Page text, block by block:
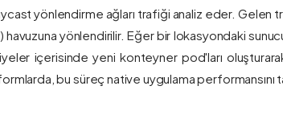
yönlendirme ağları trafiği analiz eder. Gelen
yönlendirilir. Eğer bir lokasyondaki sunucu
içerisinde yeni konteyner pod'ları
bu süreç native uygulama performansını